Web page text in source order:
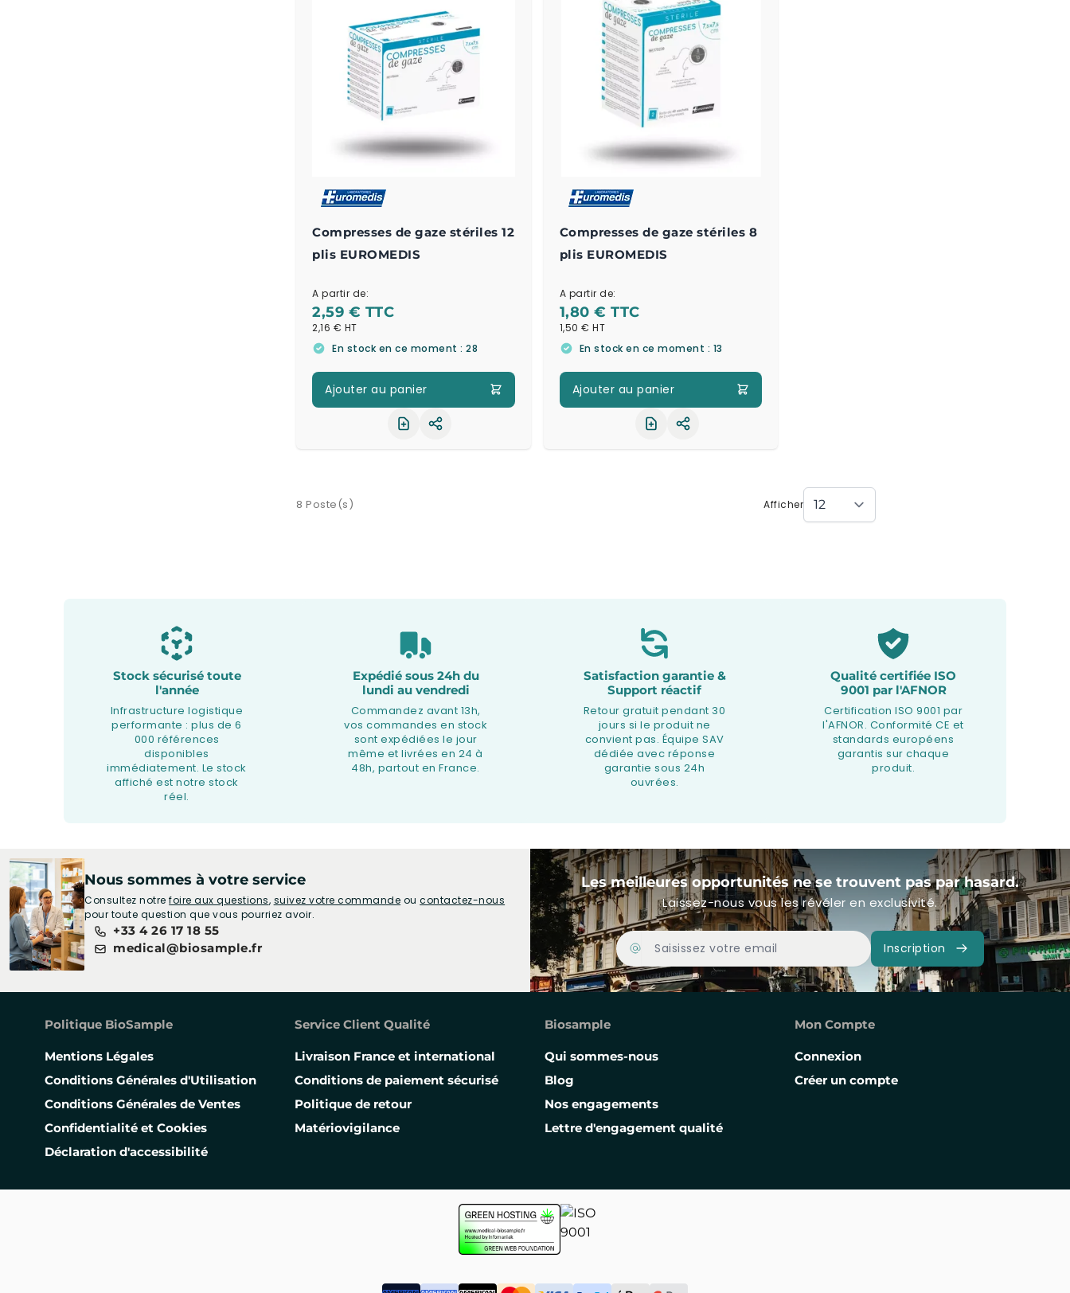
Compresses de gaze stériles 12
plis EUROMEDIS
A partir de:
2,59 €
2,16 €
En stock en ce moment : 28
Ajouter au panier
Partager le produit
Compresses de gaze stériles 8
plis EUROMEDIS
A partir de:
1,80 €
1,50 €
En stock en ce moment : 13
Ajouter au panier
Partager le produit
8 Poste(s) Afficher
Stock sécurisé toute
l'année
Infrastructure logistique
performante : plus de 6
000 références
disponibles
immédiatement. Le stock
affiché est notre stock
réel.
Expédié sous 24h du
lundi au vendredi
Commandez avant 13h,
vos commandes en stock
sont expédiées le jour
même et livrées en 24 à
48h, partout en France.
Satisfaction garantie &
Support réactif
Retour gratuit pendant 30
jours si le produit ne
convient pas. Équipe SAV
dédiée avec réponse
garantie sous 24h
ouvrées.
Qualité certifiée ISO
9001 par l'AFNOR
Certification ISO 9001 par
l'AFNOR. Conformité CE et
standards européens
garantis sur chaque
produit.
Nous sommes à votre service
Consultez notrefoire aux questions, suivez votre commande oucontactez-nous
pour toute question que vous pourriez avoir.
+33 4 26 17 18 55
medical@biosample.fr
Les meilleures opportunités ne se trouvent pas par hasard.
Laissez-nous vous les révéler en exclusivité.
Adresse Email
Inscription
Politique BioSample
Mentions Légales
Conditions Générales d'Utilisation
Conditions Générales de Ventes
Confidentialité et Cookies
Déclaration d'accessibilité
Service Client Qualité
Livraison France et international
Conditions de paiement sécurisé
Politique de retour
Matériovigilance
Biosample
Qui sommes-nous
Blog
Nos engagements
Lettre d'engagement qualité
Mon Compte
Connexion
Créer un compte